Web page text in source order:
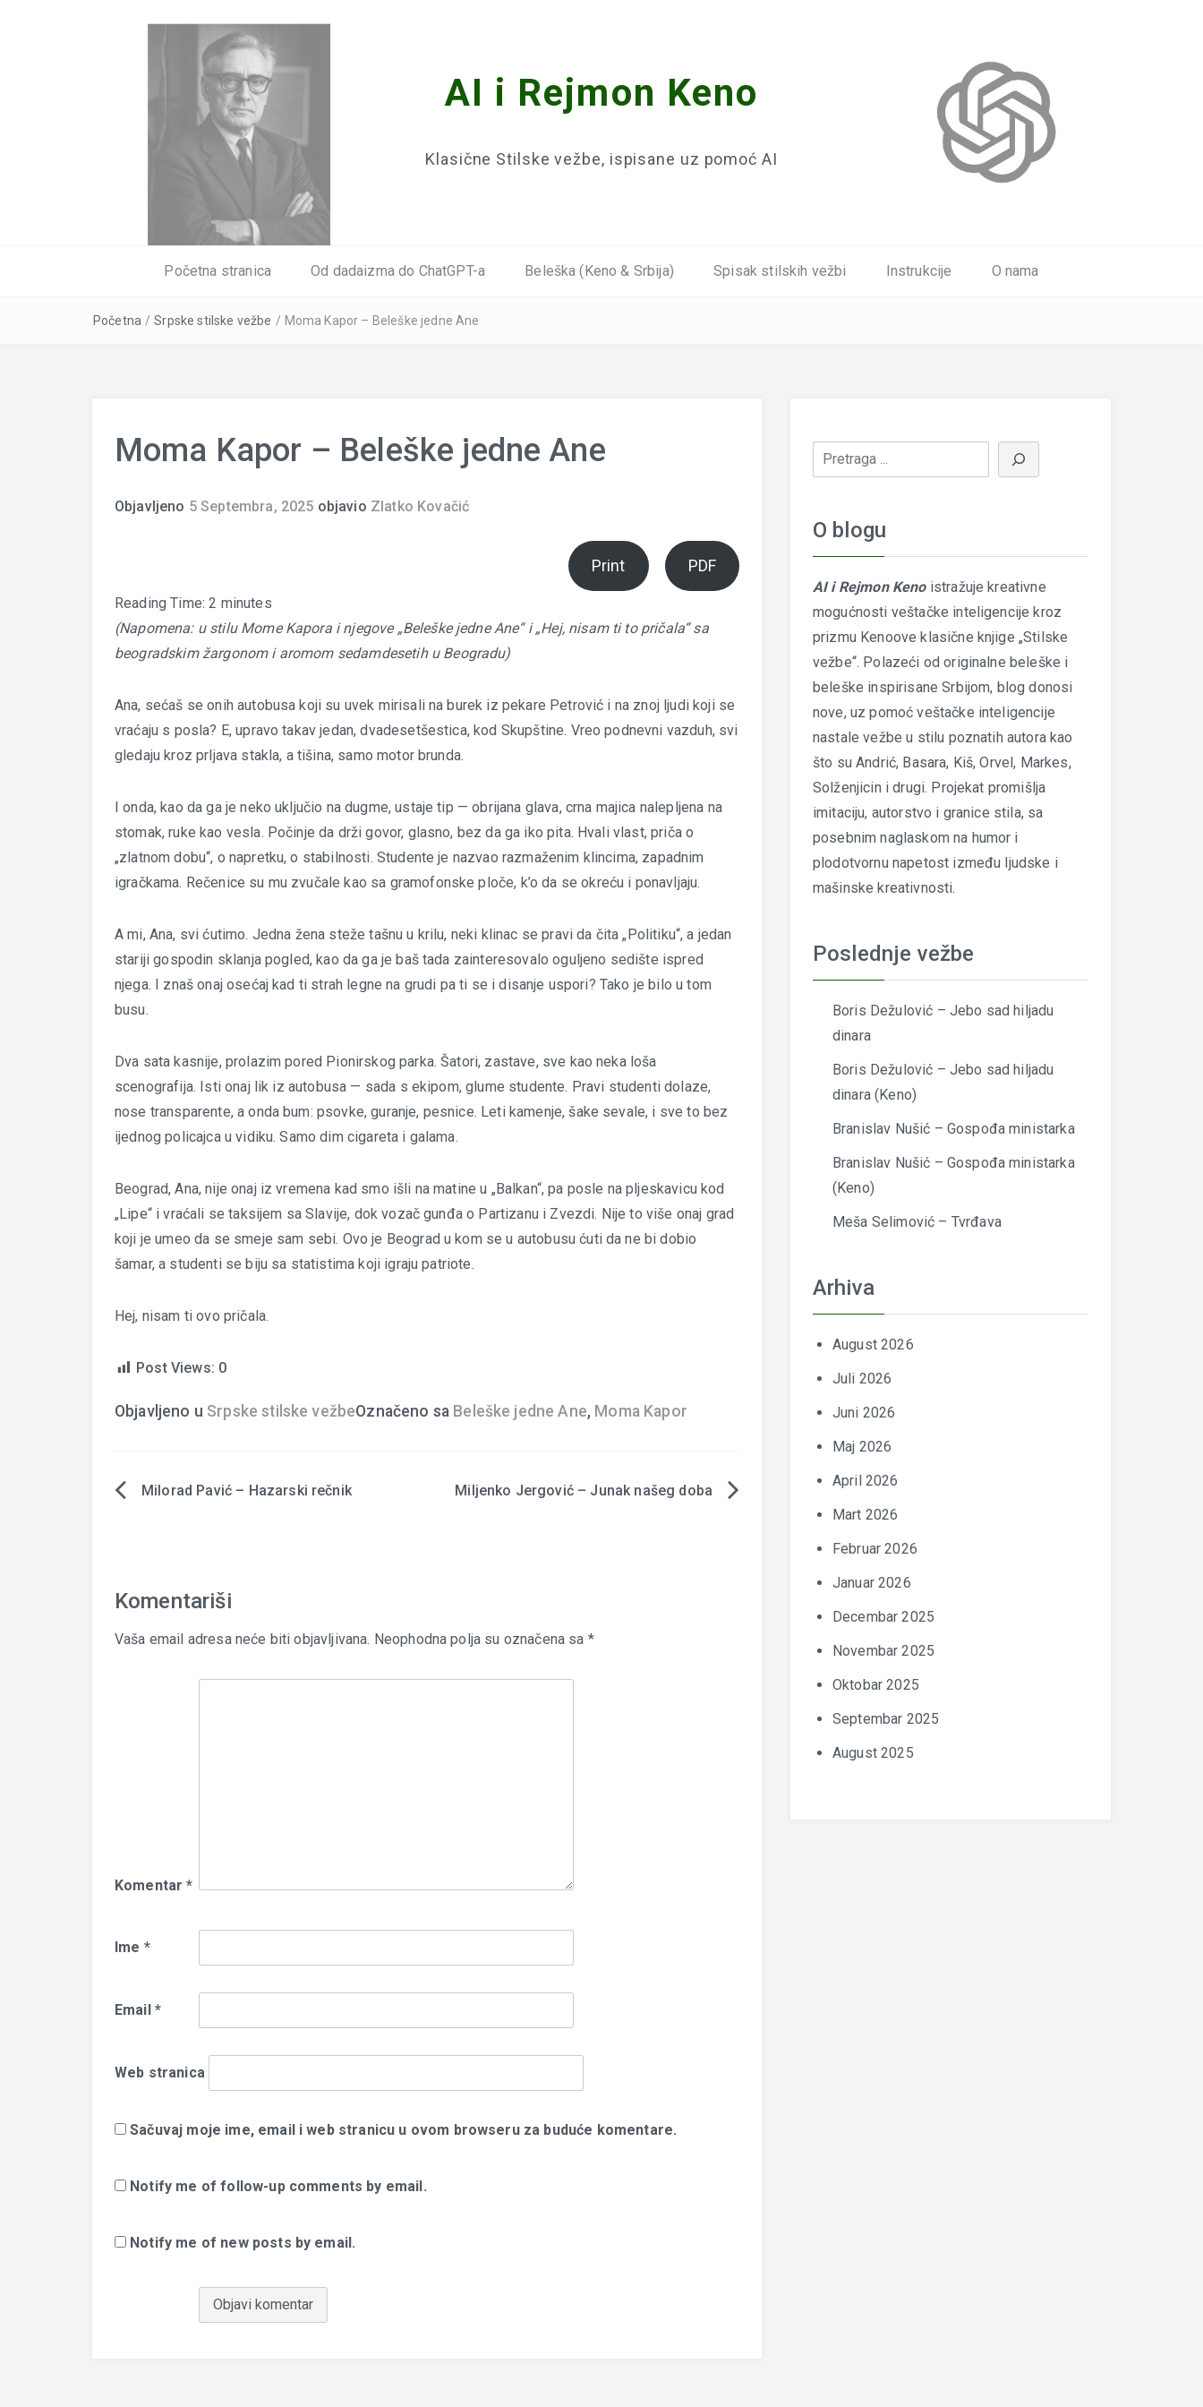
AI i Rejmon Keno
Klasične Stilske vežbe, ispisane uz pomoć AI
Početna stranica Od dadaizma do ChatGPT-a Beleška (Keno & Srbija) Spisak stilskih vežbi Instrukcije O nama
Početna / Srpske stilske vežbe / Moma Kapor – Beleške jedne Ane
Moma Kapor – Beleške jedne Ane
Objavljeno 5 Septembra, 2025 objavio Zlatko Kovačić
Print PDF
Reading Time:2 minutes
(Napomena: u stilu Mome Kapora i njegove „Beleške jedne Ane“ i „Hej, nisam ti to pričala“ sa
beogradskim žargonom i aromom sedamdesetih u Beogradu)
Ana, sećaš se onih autobusa koji su uvek mirisali na burek iz pekare Petrović i na znoj ljudi koji se
vraćaju s posla? E, upravo takav jedan, dvadesetšestica, kod Skupštine. Vreo podnevni vazduh, svi
gledaju kroz prljava stakla, a tišina, samo motor brunda.
I onda, kao da ga je neko uključio na dugme, ustaje tip — obrijana glava, crna majica nalepljena na
stomak, ruke kao vesla. Počinje da drži govor, glasno, bez da ga iko pita. Hvali vlast, priča o
„zlatnom dobu“, o napretku, o stabilnosti. Studente je nazvao razmaženim klincima, zapadnim
igračkama. Rečenice su mu zvučale kao sa gramofonske ploče, k’o da se okreću i ponavljaju.
A mi, Ana, svi ćutimo. Jedna žena steže tašnu u krilu, neki klinac se pravi da čita „Politiku“, a jedan
stariji gospodin sklanja pogled, kao da ga je baš tada zainteresovalo oguljeno sedište ispred
njega. I znaš onaj osećaj kad ti strah legne na grudi pa ti se i disanje uspori? Tako je bilo u tom
busu.
Dva sata kasnije, prolazim pored Pionirskog parka. Šatori, zastave, sve kao neka loša
scenografija. Isti onaj lik iz autobusa — sada s ekipom, glume studente. Pravi studenti dolaze,
nose transparente, a onda bum: psovke, guranje, pesnice. Leti kamenje, šake sevale, i sve to bez
ijednog policajca u vidiku. Samo dim cigareta i galama.
Beograd, Ana, nije onaj iz vremena kad smo išli na matine u „Balkan“, pa posle na pljeskavicu kod
„Lipe“ i vraćali se taksijem sa Slavije, dok vozač gunđa o Partizanu i Zvezdi. Nije to više onaj grad
koji je umeo da se smeje sam sebi. Ovo je Beograd u kom se u autobusu ćuti da ne bi dobio
šamar, a studenti se biju sa statistima koji igraju patriote.
Hej, nisam ti ovo pričala.
Post Views: 0
Objavljeno u Srpske stilske vežbeOznačeno sa Beleške jedne Ane, Moma Kapor
Navigacija
Milorad Pavić – Hazarski rečnik Miljenko Jergović – Junak našeg doba
Komentariši
Vaša email adresa neće biti objavljivana. Neophodna polja su označena sa *
Komentar*
Ime *
Email *
Web stranica
Sačuvaj moje ime, email i web stranicu u ovom browseru za buduće komentare.
Notify me of follow-up comments by email.
Notify me of new posts by email.
O blogu
AI i Rejmon Kenoistražuje kreativne
mogućnosti veštačke inteligencije kroz
prizmu Kenoove klasične knjige „Stilske
vežbe“. Polazeći od originalne beleške i
beleške inspirisane Srbijom, blog donosi
nove, uz pomoć veštačke inteligencije
nastale vežbe u stilu poznatih autora kao
što su Andrić, Basara, Kiš, Orvel, Markes,
Solženjicin i drugi. Projekat promišlja
imitaciju, autorstvo i granice stila, sa
posebnim naglaskom na humor i
plodotvornu napetost između ljudske i
mašinske kreativnosti.
Poslednje vežbe
Boris Dežulović – Jebo sad hiljadu
dinara
Boris Dežulović – Jebo sad hiljadu
dinara (Keno)
Branislav Nušić – Gospođa ministarka
Branislav Nušić – Gospođa ministarka
(Keno)
Meša Selimović – Tvrđava
Arhiva
August 2026
Juli 2026
Juni 2026
Maj 2026
April 2026
Mart 2026
Februar 2026
Januar 2026
Decembar 2025
Novembar 2025
Oktobar 2025
Septembar 2025
August 2025